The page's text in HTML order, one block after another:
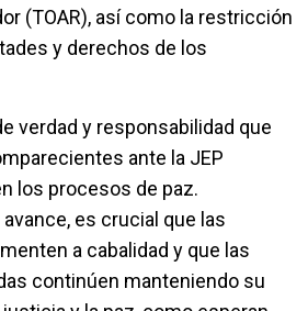
(TOAR), así como la restricción
y derechos de los
verdad y responsabilidad que
ante la JEP
los procesos de paz.
es crucial que las
a cabalidad y que las
continúen manteniendo su